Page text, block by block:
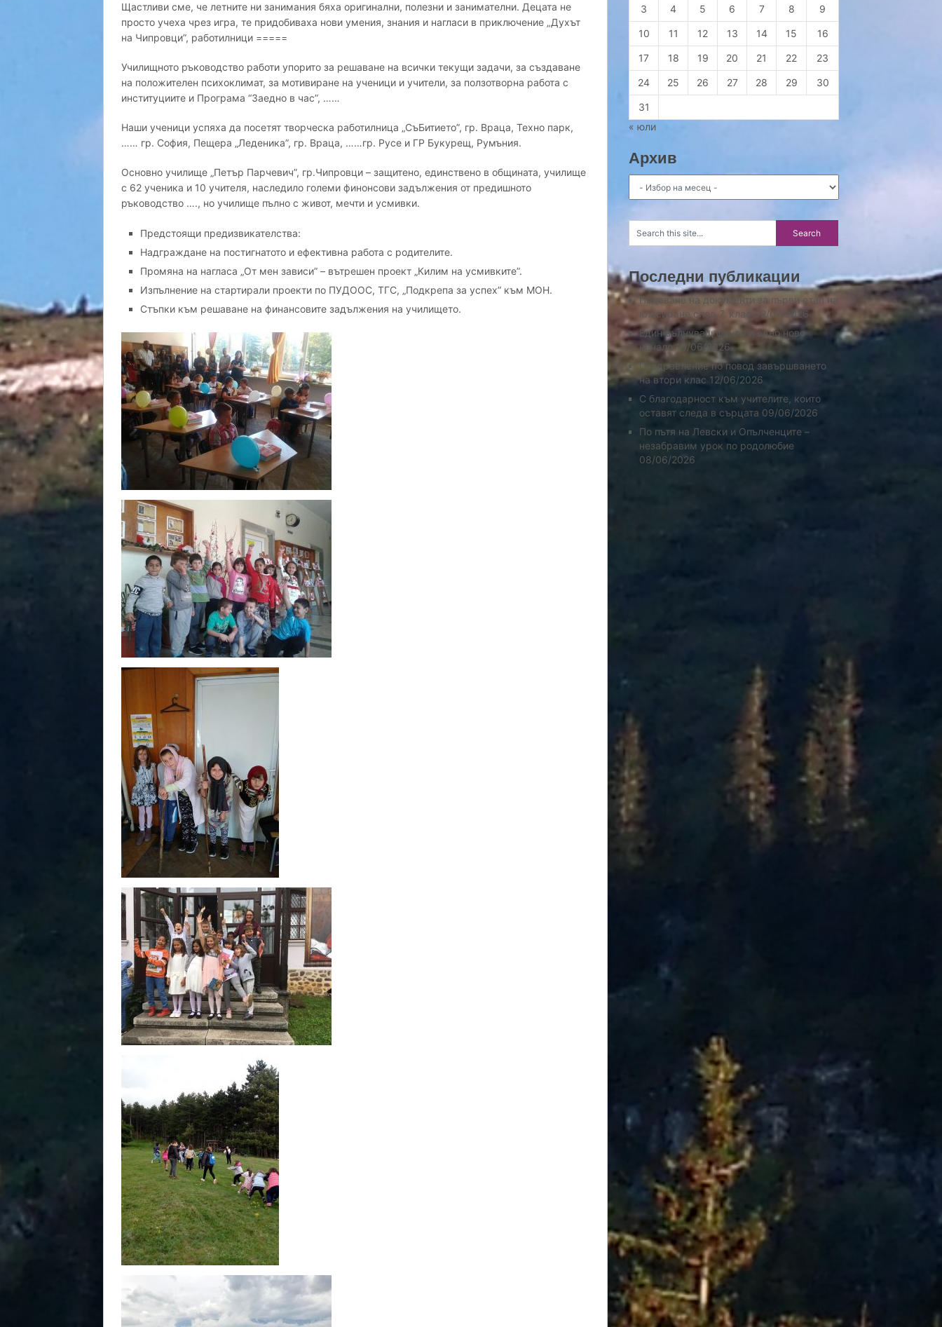
Щастливи сме, че летните ни занимания бяха оригинални, полезни и занимателни. Децата не
просто учеха чрез игра, те придобиваха нови умения, знания и нагласи в приключение „Духът
на Чипровци”, работилници =====
Училищното ръководство работи упорито за решаване на всички текущи задачи, за създаване
на положителен психоклимат, за мотивиране на ученици и учители, за ползотворна работа с
институциите и Програма “Заедно в час”, ……
Наши ученици успяха да посетят творческа работилница „СъБитието”, гр. Враца, Техно парк,
…… гр. София, Пещера „Леденика”, гр. Враца, ……гр. Русе и ГР Букурещ, Румъния.
Основно училище „Петър Парчевич”, гр.Чипровци – защитено, единствено в общината, училище
с 62 ученика и 10 учителя, наследило големи финонсови задължения от предишното
ръководство …., но училище пълно с живот, мечти и усмивки.
Предстоящи предизвикателства:
Надграждане на постигнатото и ефективна работа с родителите.
Промяна на нагласа „От мен зависи” – вътрешен проект „Килим на усмивките”.
Изпълнение на стартирали проекти по ПУДООС, ТГС, „Подкрепа за успех” към МОН.
Стъпки към решаване на финансовите задължения на училището.
3 4 5 6 7 8 9
10 11 12 13 14 15 16
17 18 19 20 21 22 23
24 25 26 27 28 29 30
31
« юли
Архив
Последни публикации
Подаване на документи за първи етап на
класиране след 7. клас
02/07/2026
Един вълнуващ финал и едно ново
начало 15/06/2026
Поздравление по повод завършването
на втори клас 12/06/2026
С благодарност към учителите, които
оставят следа в сърцата 09/06/2026
По пътя на Левски и Опълченците –
незабравим урок по родолюбие
08/06/2026